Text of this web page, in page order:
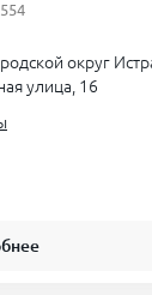
округ
улица, 16